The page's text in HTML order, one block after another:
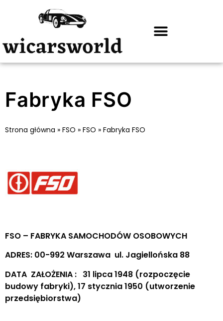
Fabryka FSO
Strona główna » FSO » FSO » Fabryka FSO
FSO – FABRYKA SAMOCHODÓW OSOBOWYCH
ADRES: 00-992 Warszawa ul. Jagiellońska 88
DATA ZAŁOŻENIA : 31 lipca 1948 (rozpoczęcie
budowy fabryki), 17 stycznia 1950 (utworzenie
przedsiębiorstwa)